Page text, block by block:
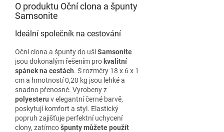
O produktu Oční clona a špunty
Samsonite
Ideální společník na cestování
Oční clona a špunty do ušíSamsonite
jsou dokonalým řešením pro kvalitní
spánek na cestách. S rozměry 18 x 6 x 1
cm a hmotností 0,20 kg jsou lehké a
snadno přenosné. Vyrobeny z
polyesteru v elegantní černé barvě,
poskytují komfort a styl. Elastický
popruh zajišťuje perfektní uchycení
clony, zatímcošpunty můžete použít